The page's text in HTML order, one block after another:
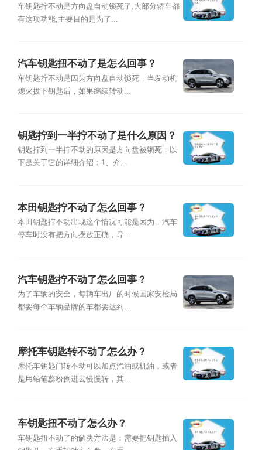
车钥匙拧不动是方向盘自动锁死了,大部分轿车都
有这项功能,主要目的是为了...
汽车钥匙扭不动了是怎么回事？
车钥匙拧不动是因为方向盘自动锁死，当发动机
熄火拔下钥匙后，如果继续转动...
钥匙拧到一半拧不动了是什么原因？
钥匙拧到一半拧不动的原因是方向盘被锁死，以
下是关于它的详细介绍：1、介...
本田钥匙拧不动了怎么回事？
本田钥匙拧不动出现这个情况可能是因为，汽车
停车时没有把方向摆放正确，导...
汽车钥匙拧不动了怎么回事？
为了车辆的安全，每辆车出厂的时候国家安检局
都要每个车辆品牌的车都要达到...
摩托车钥匙转不动了怎么办？
摩托车钥匙门转不动可以加点汽油或机油，或者
是用铅笔蕊粉倒进去慢慢转，其...
车钥匙扭不动了怎么办？
车钥匙扭不动了的解决方法是：需要把钥匙插入